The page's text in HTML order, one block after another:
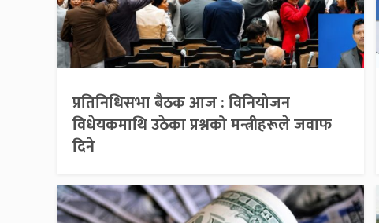
प्रतिनिधिसभा बैठक आज : विनियोजन
विधेयकमाथि उठेका प्रश्नको मन्त्रीहरूले जवाफ
दिने